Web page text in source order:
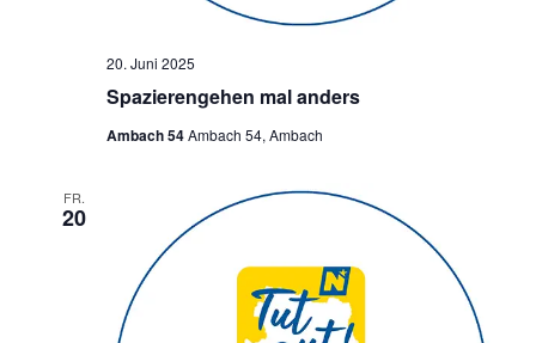
Spazierengehen mal anders
20. Juni 2025
Ambach 54Ambach 54, Ambach
FR.
20